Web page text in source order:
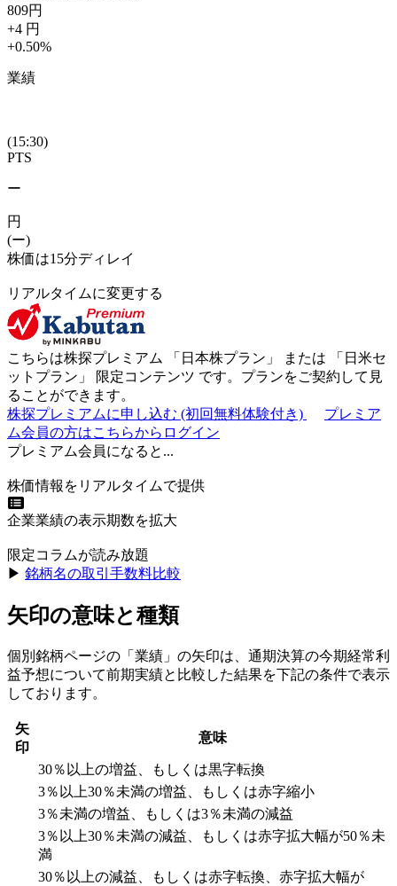
809円
+4 円
+0.50%
業績
(15:30)
PTS
ー
円
(ー)
株価は15分ディレイ
リアルタイムに変更する
こちらは株探プレミアム 「 日本株プラン 」 または 「 日米セ
ットプラン 」 限定コンテンツ です。プランをご契約して見
ることができます。
株探プレミアムに申し込む (初回無料体験付き)
プレミア
ム会員の方はこちらからログイン
プレミアム会員になると...
株価情報をリアルタイムで提供
企業業績の表示期数を拡大
限定コラムが読み放題
▶︎ 銘柄名の取引手数料比較
矢印の意味と種類
個別銘柄ページの「業績」の矢印は、通期決算の今期経常利
益予想について前期実績と比較した結果を下記の条件で表示
しております。
矢
印
意味
30％以上の増益、もしくは黒字転換
3％以上30％未満の増益、もしくは赤字縮小
3％未満の増益、もしくは3％未満の減益
3％以上30％未満の減益、もしくは赤字拡大幅が50％未
満
30％以上の減益、もしくは赤字転換、赤字拡大幅が